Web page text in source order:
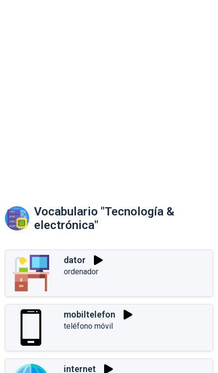
Vocabulario "Tecnología &
electrónica"
dator
ordenador
mobiltelefon
teléfono móvil
internet